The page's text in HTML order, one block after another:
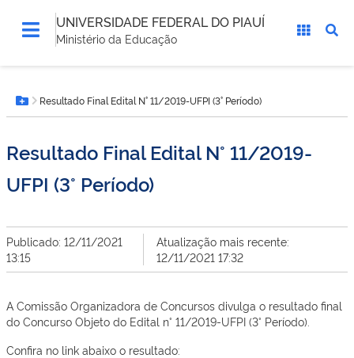
UNIVERSIDADE FEDERAL DO PIAUÍ
Ministério da Educação
está
aqui:Botão Menu
Resultado Final Edital N° 11/2019-UFPI (3° Período)
Resultado Final Edital N° 11/2019-
UFPI (3° Período)
Publicado: 12/11/2021
13:15
Atualização mais recente:
12/11/2021 17:32
A Comissão Organizadora de Concursos divulga o resultado final
do Concurso Objeto do Edital n° 11/2019-UFPI (3° Período).
Confira no link abaixo o resultado: